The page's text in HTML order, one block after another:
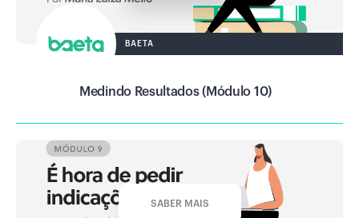
BAETA
Medindo Resultados (Módulo 10)
SABER MAIS